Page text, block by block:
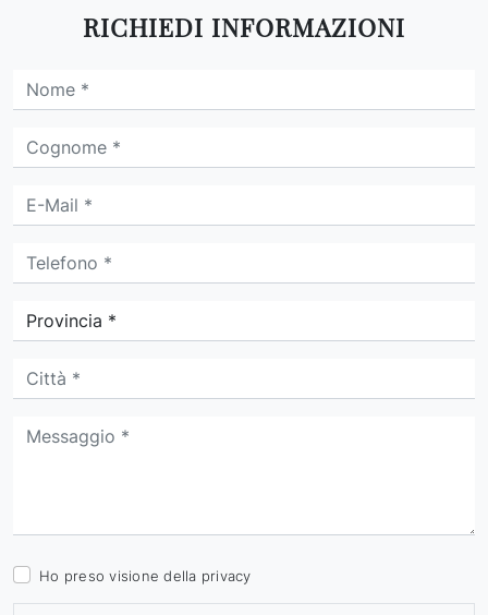
RICHIEDI INFORMAZIONI
Ho preso visione della privacy